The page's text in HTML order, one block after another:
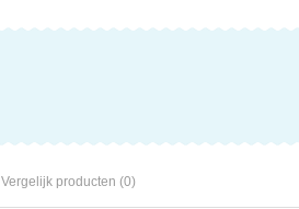
Vergelijk producten (0)